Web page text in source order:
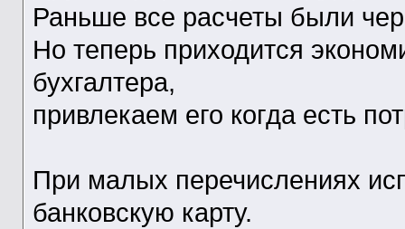
Раньше все расчеты были
Но теперь приходится
бухгалтера,
привлекаем его когда есть
При малых перечислениях
банковскую карту.